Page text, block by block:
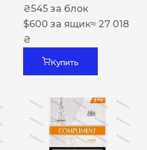
₴545 за блок
$600 за ящик≈ 27 018
₴
Купить